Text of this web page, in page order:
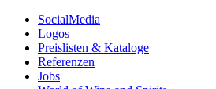
SocialMedia
Logos
Preislisten & Kataloge
Referenzen
Jobs